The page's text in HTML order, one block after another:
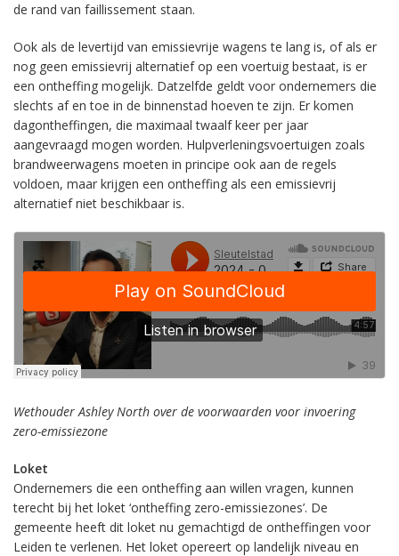
de rand van faillissement staan.
Ook als de levertijd van emissievrije wagens te lang is, of als er
nog geen emissievrij alternatief op een voertuig bestaat, is er
een ontheffing mogelijk. Datzelfde geldt voor ondernemers die
slechts af en toe in de binnenstad hoeven te zijn. Er komen
dagontheffingen, die maximaal twaalf keer per jaar
aangevraagd mogen worden. Hulpverleningsvoertuigen zoals
brandweerwagens moeten in principe ook aan de regels
voldoen, maar krijgen een ontheffing als een emissievrij
alternatief niet beschikbaar is.
Wethouder Ashley North over de voorwaarden voor invoering
zero-emissiezone
Loket
Ondernemers die een ontheffing aan willen vragen, kunnen
terecht bij het loket ‘ontheffing zero-emissiezones’. De
gemeente heeft dit loket nu gemachtigd de ontheffingen voor
Leiden te verlenen. Het loket opereert op landelijk niveau en